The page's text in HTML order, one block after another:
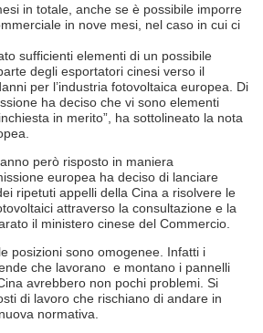
in totale, anche se è possibile imporre
in nove mesi, nel caso in cui ci
sufficienti elementi di un possibile
degli esportatori cinesi verso il
per l’industria fotovoltaica europea. Di
ha deciso che vi sono elementi
in merito”, ha sottolineato la nota
però risposto in maniera
europea ha deciso di lanciare
ripetuti appelli della Cina a risolvere le
attraverso la consultazione e la
il ministero cinese del Commercio.
posizioni sono omogenee. Infatti i
che lavorano e montano i pannelli
avrebbero non pochi problemi. Si
di lavoro che rischiano di andare in
normativa.